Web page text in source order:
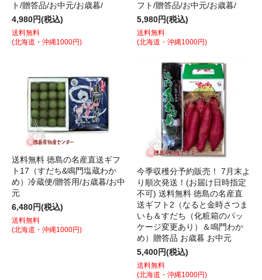
ト/贈答品/お中元/お歳暮/
4,980円(税込)
送料無料
(北海道・沖縄1000円)
フト/贈答品/お中元/お歳暮/
5,980円(税込)
送料無料
(北海道・沖縄1000円)
送料無料 徳島の名産直送ギフ
ト17（すだち&鳴門塩蔵わか
め）冷蔵便/贈答用/お歳暮/お中
元
6,480円(税込)
送料無料
(北海道・沖縄1000円)
今季収穫分予約販売！ 7月末よ
り順次発送！(お届け日時指定
不可) 送料無料 徳島の名産直
送ギフト2（なると金時さつま
いも＆すだち（化粧箱のパッ
ケージ変更あり）＆鳴門わか
め）贈答品 お歳暮 お中元
5,400円(税込)
送料無料
(北海道・沖縄1000円)